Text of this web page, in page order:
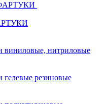
виниловые, нитриловые
гелевые резиновые